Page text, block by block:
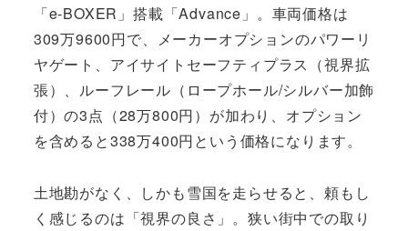
「e-BOXER」搭載「Advance」。車両価格は
309万9600円で、メーカーオプションのパワーリ
ヤゲート、アイサイトセーフティプラス（視界拡
張）、ルーフレール（ロープホール/シルバー加飾
付）の3点（28万800円）が加わり、オプション
を含めると338万400円という価格になります。
土地勘がなく、しかも雪国を走らせると、頼もし
く感じるのは「視界の良さ」。狭い街中での取り